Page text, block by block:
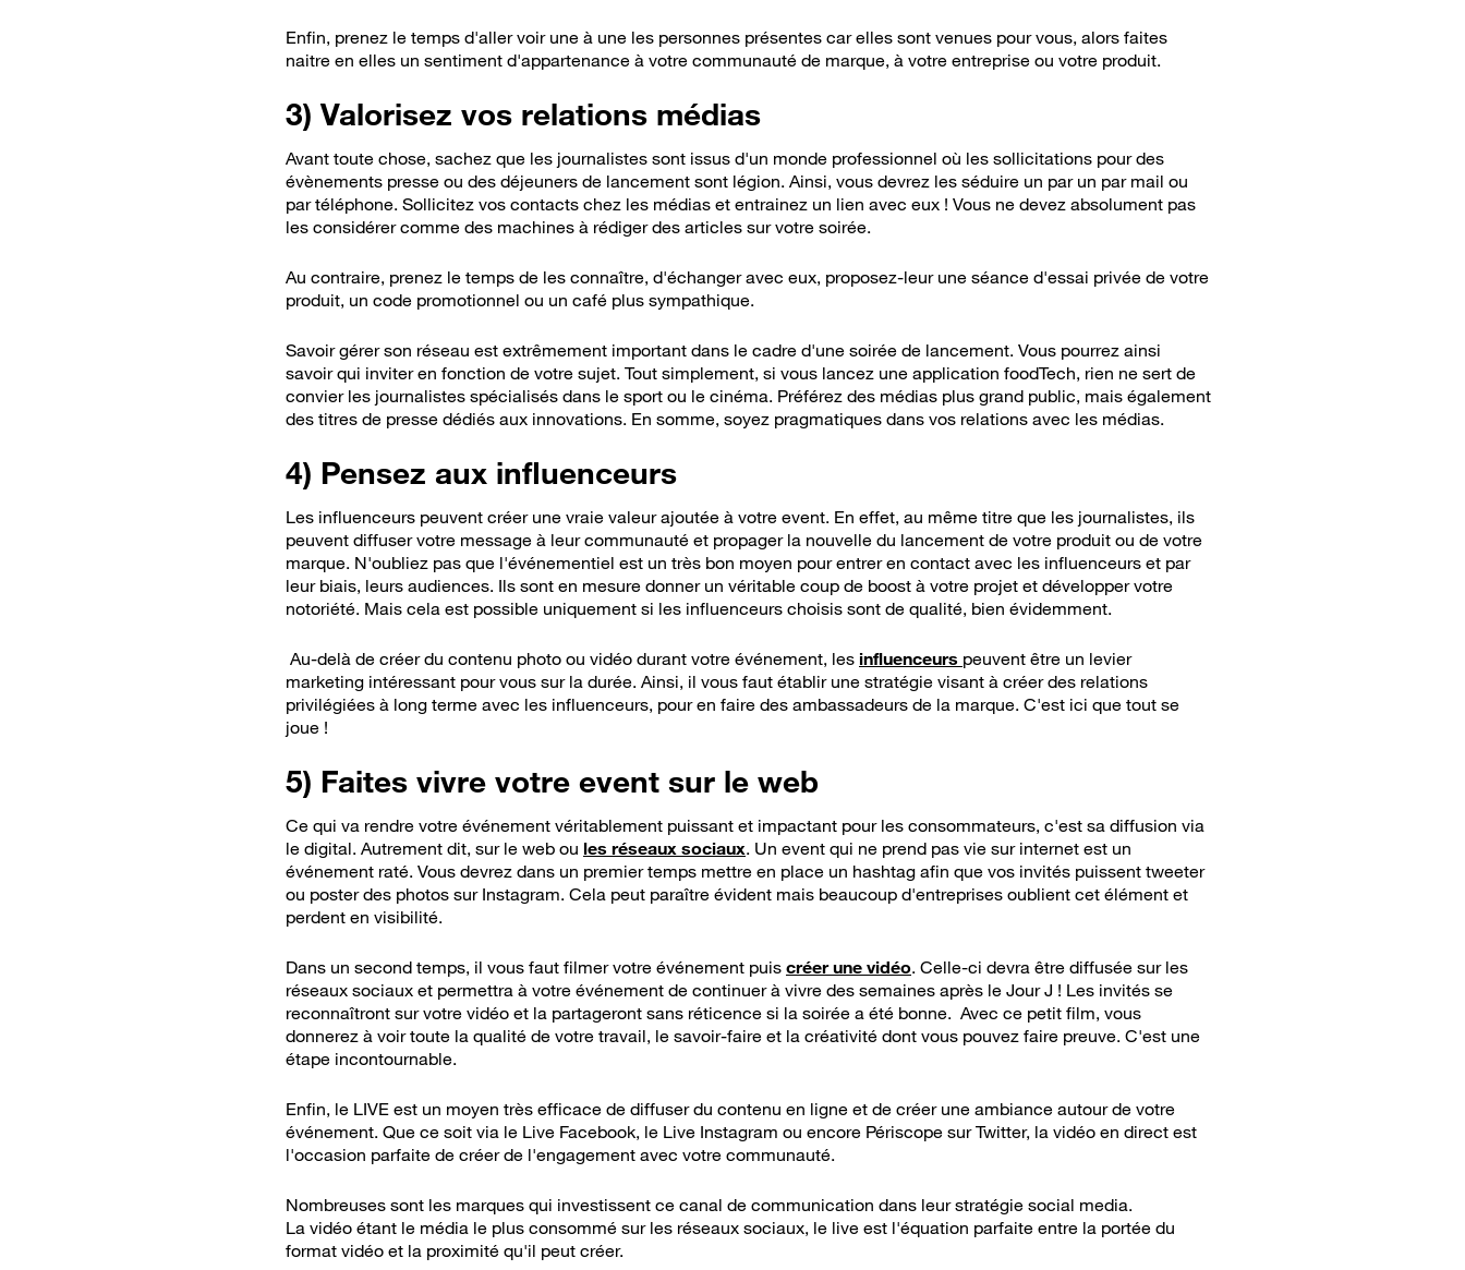
Enfin, prenez le temps d'aller voir une à une les personnes présentes car elles sont venues pour vous, alors faites
naitre en elles un sentiment d'appartenance à votre communauté de marque, à votre entreprise ou votre produit.
3) Valorisez vos relations médias
Avant toute chose, sachez que les journalistes sont issus d'un monde professionnel où les sollicitations pour des
évènements presse ou des déjeuners de lancement sont légion. Ainsi, vous devrez les séduire un par un par mail ou
par téléphone. Sollicitez vos contacts chez les médias et entrainez un lien avec eux ! Vous ne devez absolument pas
les considérer comme des machines à rédiger des articles sur votre soirée.
Au contraire, prenez le temps de les connaître, d'échanger avec eux, proposez-leur une séance d'essai privée de votre
produit, un code promotionnel ou un café plus sympathique.
Savoir gérer son réseau est extrêmement important dans le cadre d'une soirée de lancement. Vous pourrez ainsi
savoir qui inviter en fonction de votre sujet. Tout simplement, si vous lancez une application foodTech, rien ne sert de
convier les journalistes spécialisés dans le sport ou le cinéma. Préférez des médias plus grand public, mais également
des titres de presse dédiés aux innovations. En somme, soyez pragmatiques dans vos relations avec les médias.
4) Pensez aux influenceurs
Les influenceurs peuvent créer une vraie valeur ajoutée à votre event. En effet, au même titre que les journalistes, ils
peuvent diffuser votre message à leur communauté et propager la nouvelle du lancement de votre produit ou de votre
marque. N'oubliez pas que l'événementiel est un très bon moyen pour entrer en contact avec les influenceurs et par
leur biais, leurs audiences. Ils sont en mesure donner un véritable coup de boost à votre projet et développer votre
notoriété. Mais cela est possible uniquement si les influenceurs choisis sont de qualité, bien évidemment.
Au-delà de créer du contenu photo ou vidéo durant votre événement, les influenceurs peuvent être un levier
marketing intéressant pour vous sur la durée. Ainsi, il vous faut établir une stratégie visant à créer des relations
privilégiées à long terme avec les influenceurs, pour en faire des ambassadeurs de la marque. C'est ici que tout se
joue !
5) Faites vivre votre event sur le web
Ce qui va rendre votre événement véritablement puissant et impactant pour les consommateurs, c'est sa diffusion via
le digital. Autrement dit, sur le web ou les réseaux sociaux. Un event qui ne prend pas vie sur internet est un
événement raté. Vous devrez dans un premier temps mettre en place un hashtag afin que vos invités puissent tweeter
ou poster des photos sur Instagram. Cela peut paraître évident mais beaucoup d'entreprises oublient cet élément et
perdent en visibilité.
Dans un second temps, il vous faut filmer votre événement puis créer une vidéo. Celle-ci devra être diffusée sur les
réseaux sociaux et permettra à votre événement de continuer à vivre des semaines après le Jour J ! Les invités se
reconnaîtront sur votre vidéo et la partageront sans réticence si la soirée a été bonne. Avec ce petit film, vous
donnerez à voir toute la qualité de votre travail, le savoir-faire et la créativité dont vous pouvez faire preuve. C'est une
étape incontournable.
Enfin, le LIVE est un moyen très efficace de diffuser du contenu en ligne et de créer une ambiance autour de votre
événement. Que ce soit via le Live Facebook, le Live Instagram ou encore Périscope sur Twitter, la vidéo en direct est
l'occasion parfaite de créer de l'engagement avec votre communauté.
Nombreuses sont les marques qui investissent ce canal de communication dans leur stratégie social media.
La vidéo étant le média le plus consommé sur les réseaux sociaux, le live est l'équation parfaite entre la portée du
format vidéo et la proximité qu'il peut créer.